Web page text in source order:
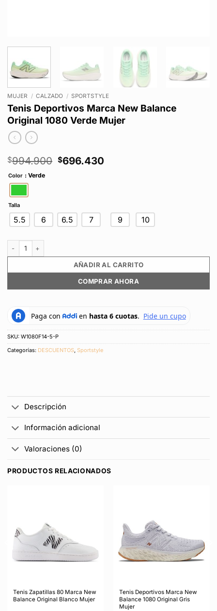
MUJER / CALZADO / SPORTSTYLE
Tenis Deportivos Marca New Balance
Original 1080 Verde Mujer
$994.900 El
$696.430
Color : Verde
Talla
5.5 6 6.5 7 9 10
Tenis Deportivos Marca New Balance Original 1080 Verde Mujer
AÑADIR AL CARRITO
COMPRAR AHORA
SKU: W1080F14-5-P
Categorías: DESCUENTOS, Sportstyle
Descripción
Información adicional
Valoraciones (0)
PRODUCTOS RELACIONADOS
Tenis Zapatillas 80 Marca New
Balance Original Blanco Mujer
Tenis Deportivos Marca New
Balance 1080 Original Gris
Mujer